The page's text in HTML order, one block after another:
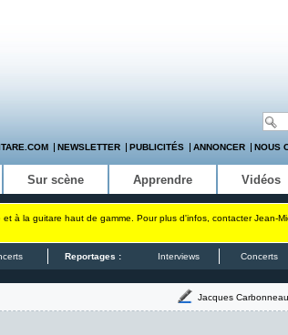
NEWSLETTER PUBLICITÉS ANNONCER NOUS
Sur scène Apprendre Vidéos
à la guitare haut de gamme. Pour plus d'infos, contacter Jean-
Reportages : Interviews Concerts
Jacques